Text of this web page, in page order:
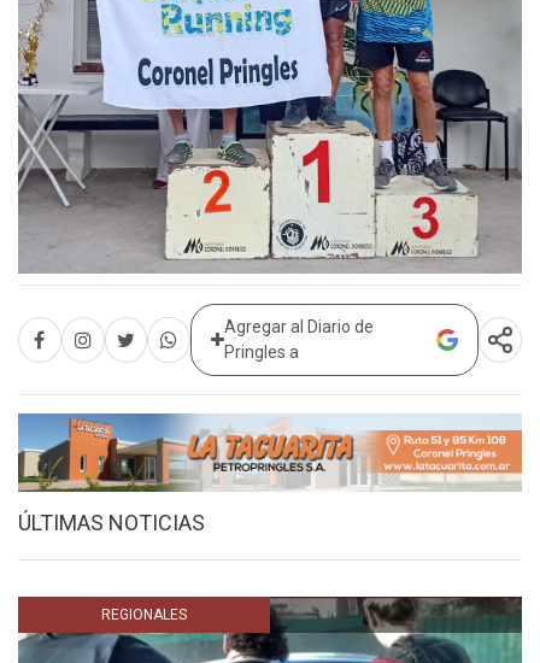
Agregar al Diario de
Pringles a
ÚLTIMAS NOTICIAS
REGIONALES